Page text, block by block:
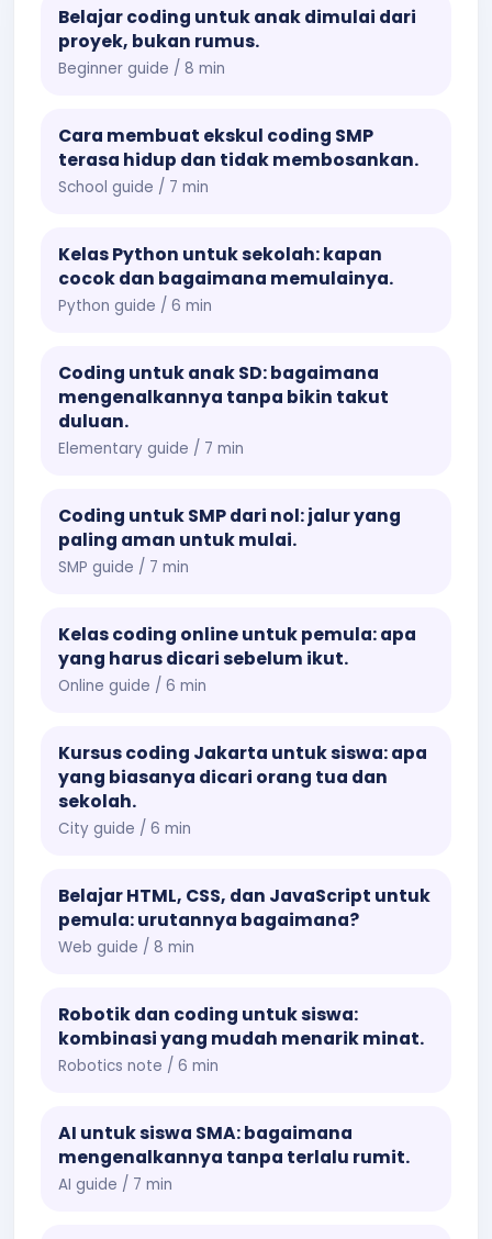
Belajar coding untuk anak dimulai dari
proyek, bukan rumus.
Beginner guide / 8 min
Cara membuat ekskul coding SMP
terasa hidup dan tidak membosankan.
School guide / 7 min
Kelas Python untuk sekolah: kapan
cocok dan bagaimana memulainya.
Python guide / 6 min
Coding untuk anak SD: bagaimana
mengenalkannya tanpa bikin takut
duluan.
Elementary guide / 7 min
Coding untuk SMP dari nol: jalur yang
paling aman untuk mulai.
SMP guide / 7 min
Kelas coding online untuk pemula: apa
yang harus dicari sebelum ikut.
Online guide / 6 min
Kursus coding Jakarta untuk siswa: apa
yang biasanya dicari orang tua dan
sekolah.
City guide / 6 min
Belajar HTML, CSS, dan JavaScript untuk
pemula: urutannya bagaimana?
Web guide / 8 min
Robotik dan coding untuk siswa:
kombinasi yang mudah menarik minat.
Robotics note / 6 min
AI untuk siswa SMA: bagaimana
mengenalkannya tanpa terlalu rumit.
AI guide / 7 min